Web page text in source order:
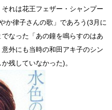
れは花王フェザー・シャンプー
か律子さんの歌」であろう(3月に
なった「あの鐘を鳴らすのはあ
外にも当時の和田アキ子のシン
残していなかった)。